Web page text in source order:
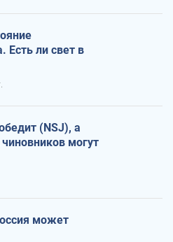
Есть ли свет в
(NSJ), а
могут
может